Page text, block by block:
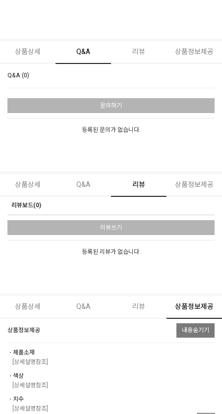
상품상세 Q&A 리뷰 상품정보제공
Q&A (0)
문의하기
등록된 문의가 없습니다.
상품상세 Q&A 리뷰 상품정보제공
리뷰보드(0)
리뷰쓰기
등록된 리뷰가 없습니다.
상품상세 Q&A 리뷰 상품정보제공
상품정보제공 내용숨기기
ㆍ제품소재
[상세설명참조]
ㆍ색상
[상세설명참조]
ㆍ치수
[상세설명참조]